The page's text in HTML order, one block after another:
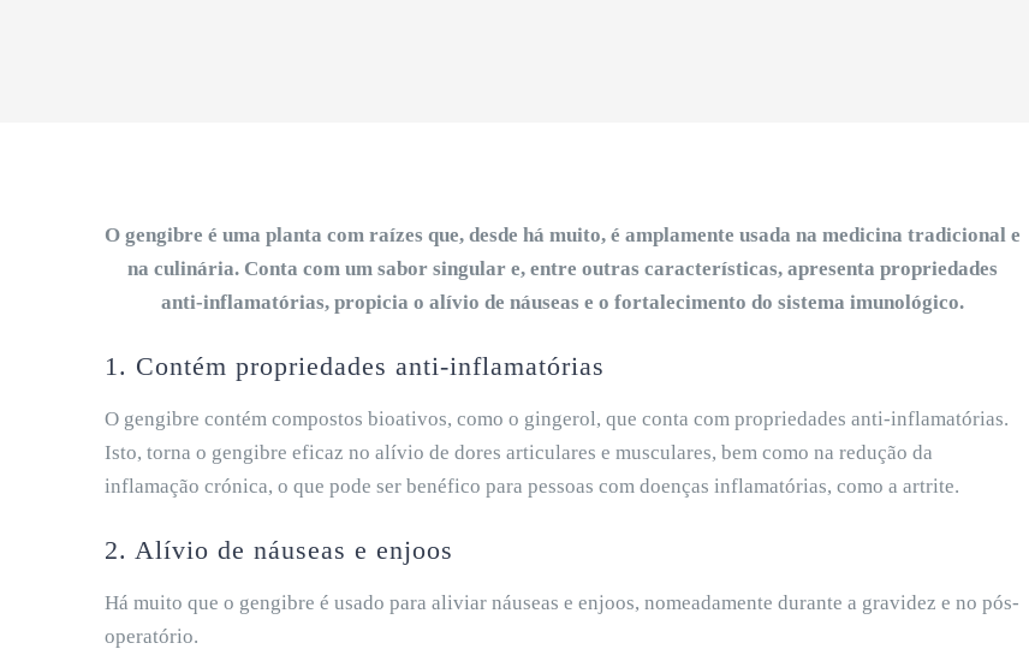
O gengibre é uma planta com raízes que, desde há muito, é amplamente usada na medicina tradicional e
na culinária. Conta com um sabor singular e, entre outras características, apresenta propriedades
anti-inflamatórias, propicia o alívio de náuseas e o fortalecimento do sistema imunológico.
1. Contém propriedades anti-inflamatórias
O gengibre contém compostos bioativos, como o gingerol, que conta com propriedades anti-inflamatórias.
Isto, torna o gengibre eficaz no alívio de dores articulares e musculares, bem como na redução da
inflamação crónica, o que pode ser benéfico para pessoas com doenças inflamatórias, como a artrite.
2. Alívio de náuseas e enjoos
Há muito que o gengibre é usado para aliviar náuseas e enjoos, nomeadamente durante a gravidez e no pós-
operatório.